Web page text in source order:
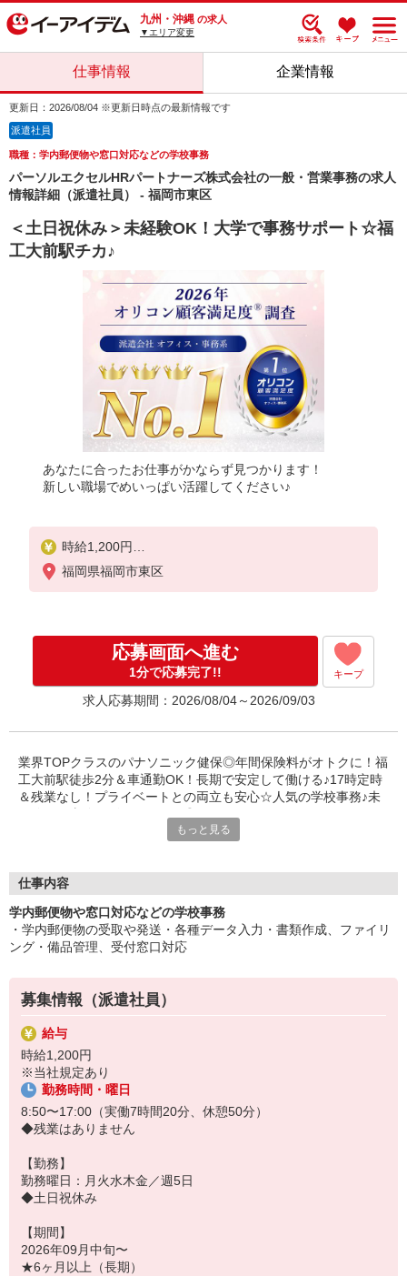
九州・沖縄 の求人
▼エリア変更
仕事情報 企業情報
更新日：2026/08/04 ※更新日時点の最新情報です
派遣社員
職種：学内郵便物や窓口対応などの学校事務
パーソルエクセルHRパートナーズ株式会社の一般・営業事務の求人
情報詳細（派遣社員） - 福岡市東区
＜土日祝休み＞未経験OK！大学で事務サポート☆福
工大前駅チカ♪
あなたに合ったお仕事がかならず見つかります！
新しい職場でめいっぱい活躍してください♪
時給1,200円
※当社規定あり
福岡県福岡市東区
応募画面へ進む
1分で応募完了!! キープ
求人応募期間：2026/08/04～2026/09/03
業界TOPクラスのパナソニック健保◎年間保険料がオトクに！福
工大前駅徒歩2分＆車通勤OK！長期で安定して働ける♪17時定時
＆残業なし！プライベートとの両立も安心☆人気の学校事務♪未
「もう少し詳しく仕事の内容を聞きたい」
しっかりお話を聞いて頂いてから
選考に進むかどうか考えていただけます◎
・残業が少ない仕事に転職したい
・出産後も働ける仕事に就きたい
・資格を活かして働きたい
・資格はないけど働ける仕事を見つけたい
もっと見る
仕事内容
学内郵便物や窓口対応などの学校事務
・学内郵便物の受取や発送・各種データ入力・書類作成、ファイリ
ング・備品管理、受付窓口対応
募集情報（派遣社員）
給与
時給1,200円
※当社規定あり
勤務時間・曜日
8:50〜17:00（実働7時間20分、休憩50分）
◆残業はありません
【勤務】
勤務曜日：月火水木金／週5日
◆土日祝休み
【期間】
2026年09月中旬〜
★6ヶ月以上（長期）